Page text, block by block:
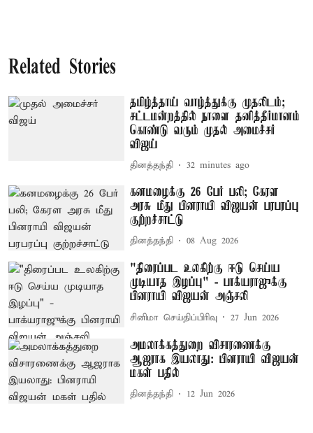
Related Stories
தமிழ்த்தாய் வாழ்த்துக்கு முதலிடம்;
சட்டமன்றத்தில் நாளை தனித்தீர்மானம்
கொண்டு வரும் முதல் அமைச்சர்
விஜய்
தினத்தந்தி 32 minutes ago
கனமழைக்கு 26 பேர் பலி; கேரள
அரசு மீது பினராயி விஜயன் பரபரப்பு
குற்றச்சாட்டு
தினத்தந்தி 08 Aug 2026
"திரைப்பட உலகிற்கு ஈடு செய்ய
முடியாத இழப்பு" - பாக்யராஜுக்கு
பினராயி விஜயன் அஞ்சலி
சினிமா செய்திப்பிரிவு 27 Jun 2026
அமலாக்கத்துறை விசாரணைக்கு
ஆஜராக இயலாது: பினராயி விஜயன்
மகள் பதில்
தினத்தந்தி 12 Jun 2026